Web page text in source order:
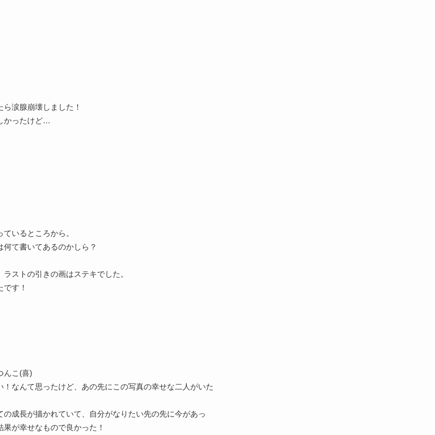
涙腺崩壊しました！
かったけど…
いるところから。
て書いてあるのかしら？
ストの引きの画はステキでした。
す！
んこ(喜)
なんて思ったけど、あの先にこの写真の幸せな二人がいた
成長が描かれていて、自分がなりたい先の先に今があっ
が幸せなもので良かった！